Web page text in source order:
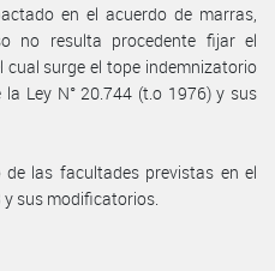
en el acuerdo de marras,
no resulta procedente fijar el
cual surge el tope indemnizatorio
Ley N° 20.744 (t.o 1976) y sus
las facultades previstas en el
sus modificatorios.